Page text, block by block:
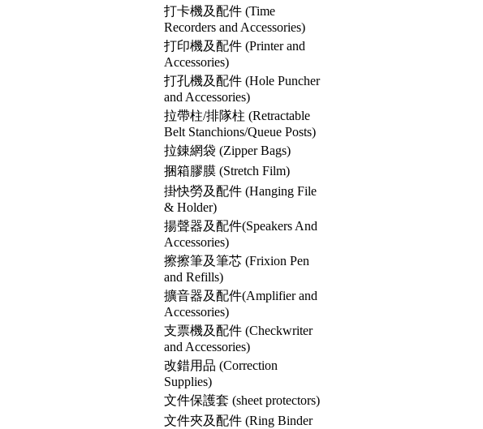
打卡機及配件 (Time
Recorders and Accessories)
打印機及配件 (Printer and
Accessories)
打孔機及配件 (Hole Puncher
and Accessories)
拉帶柱/排隊柱 (Retractable
Belt Stanchions/Queue Posts)
拉錬網袋 (Zipper Bags)
捆箱膠膜 (Stretch Film)
掛快勞及配件 (Hanging File
& Holder)
揚聲器及配件(Speakers And
Accessories)
擦擦筆及筆芯 (Frixion Pen
and Refills)
擴音器及配件(Amplifier and
Accessories)
支票機及配件 (Checkwriter
and Accessories)
改錯用品 (Correction
Supplies)
文件保護套 (sheet protectors)
文件夾及配件 (Ring Binder